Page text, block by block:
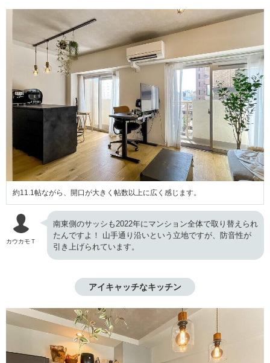
約11.1帖ながら、開口が大きく帖数以上に広く感じます。
カウカモＴ
南東側のサッシも2022年にマンション全体で取り替えられ
たんですよ！ 山手通り沿いという立地ですが、防音性が
引き上げられています。
アイキャッチなキッチン